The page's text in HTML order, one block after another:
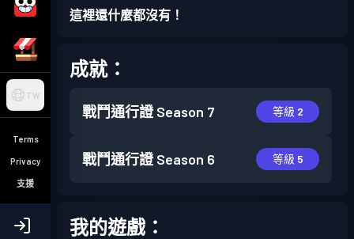
TW
Terms
Privacy
支援
這裡還什麼都沒有！
成就：
戰鬥通行證 Season 7 等級 2
戰鬥通行證 Season 6 等級 5
我的遊戲：